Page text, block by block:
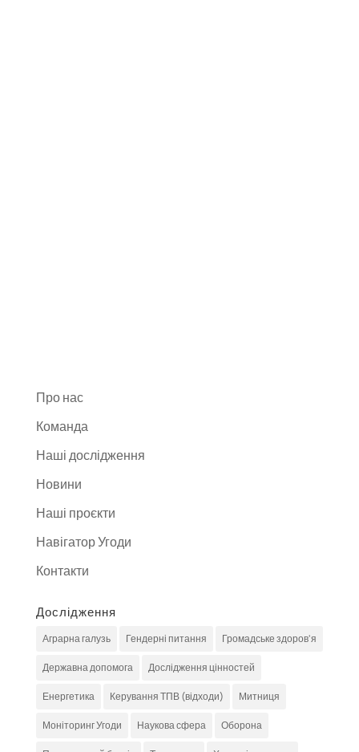
Про нас
Команда
Наші дослідження
Новини
Наші проєкти
Навігатор Угоди
Контакти
Дослідження
Аграрна галузь Гендерні питання Громадське здоров'я
Державна допомога Дослідження цінностей
Енергетика Керування ТПВ (відходи) Митниця
Моніторинг Угоди Наукова сфера Оборона